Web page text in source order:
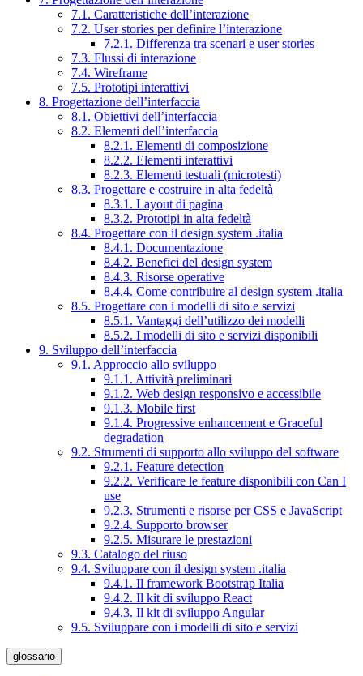
7.1. Caratteristiche dell’interazione
7.2. User stories per definire l’interazione
7.2.1. Differenza tra scenari e user stories
7.3. Flussi di interazione
7.4. Wireframe
7.5. Prototipi interattivi
8. Progettazione dell’interfaccia
8.1. Obiettivi dell’interfaccia
8.2. Elementi dell’interfaccia
8.2.1. Elementi di composizione
8.2.2. Elementi interattivi
8.2.3. Elementi testuali (microtesti)
8.3. Progettare e costruire in alta fedeltà
8.3.1. Layout di pagina
8.3.2. Prototipi in alta fedeltà
8.4. Progettare con il design system .italia
8.4.1. Documentazione
8.4.2. Benefici del design system
8.4.3. Risorse operative
8.4.4. Come contribuire al design system .italia
8.5. Progettare con i modelli di sito e servizi
8.5.1. Vantaggi dell’utilizzo dei modelli
8.5.2. I modelli di sito e servizi disponibili
9. Sviluppo dell’interfaccia
9.1. Approccio allo sviluppo
9.1.1. Attività preliminari
9.1.2. Web design responsivo e accessibile
9.1.3. Mobile first
9.1.4. Progressive enhancement e Graceful
degradation
9.2. Strumenti di supporto allo sviluppo del software
9.2.1. Feature detection
9.2.2. Verificare le feature disponibili con Can I
use
9.2.3. Strumenti e risorse per CSS e JavaScript
9.2.4. Supporto browser
9.2.5. Misurare le prestazioni
9.3. Catalogo del riuso
9.4. Sviluppare con il design system .italia
9.4.1. Il framework Bootstrap Italia
9.4.2. Il kit di sviluppo React
9.4.3. Il kit di sviluppo Angular
9.5. Sviluppare con i modelli di sito e servizi
glossario